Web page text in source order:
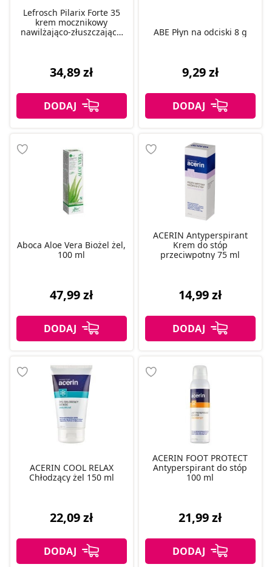
Lefrosch Pilarix Forte 35
krem mocznikowy
nawilżająco-złuszczający,
34,89 zł
ABE Płyn na odciski 8 g
9,29 zł
Aboca Aloe Vera Biożel żel,
100 ml
47,99 zł
ACERIN Antyperspirant
Krem do stóp
przeciwpotny 75 ml
14,99 zł
ACERIN COOL RELAX
Chłodzący żel 150 ml
22,09 zł
ACERIN FOOT PROTECT
Antyperspirant do stóp
100 ml
21,99 zł